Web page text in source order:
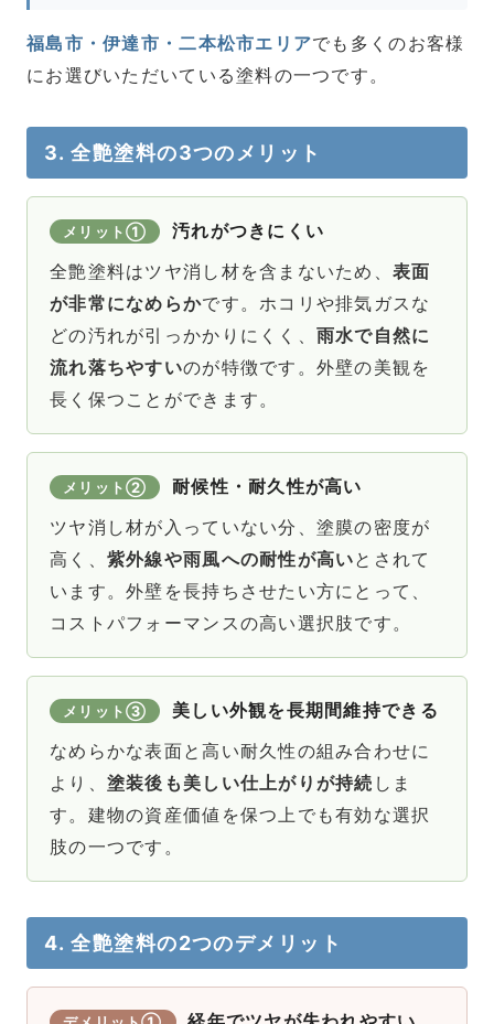
福島市・伊達市・二本松市エリアでも多くのお客様
にお選びいただいている塗料の一つです。
3. 全艶塗料の3つのメリット
メリット①
汚れがつきにくい
全艶塗料はツヤ消し材を含まないため、表面
が非常になめらかです。ホコリや排気ガスな
どの汚れが引っかかりにくく、 雨水で自然に
流れ落ちやすいのが特徴です。外壁の美観を
長く保つことができます。
メリット②
耐候性・耐久性が高い
ツヤ消し材が入っていない分、塗膜の密度が
高く、 紫外線や雨風への耐性が高いとされて
います。外壁を長持ちさせたい方にとって、
コストパフォーマンスの高い選択肢です。
メリット③
美しい外観を長期間維持できる
なめらかな表面と高い耐久性の組み合わせに
より、 塗装後も美しい仕上がりが持続 しま
す。建物の資産価値を保つ上でも有効な選択
肢の一つです。
4. 全艶塗料の2つのデメリット